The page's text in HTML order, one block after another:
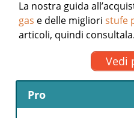
La nostra guida
gas e delle miglioristufe
articoli, quindi consultala.
Vedi
Pro